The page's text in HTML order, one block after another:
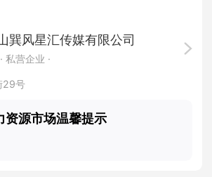
巽风星汇传媒有限公司
· 私营企业 ·
29号
资源市场温馨提示